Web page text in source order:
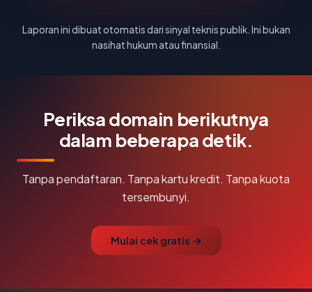
Laporan ini dibuat otomatis dari sinyal teknis publik. Ini bukan
nasihat hukum atau finansial.
Periksa domain berikutnya
dalam beberapa detik.
Tanpa pendaftaran. Tanpa kartu kredit. Tanpa kuota
tersembunyi.
Mulai cek gratis →